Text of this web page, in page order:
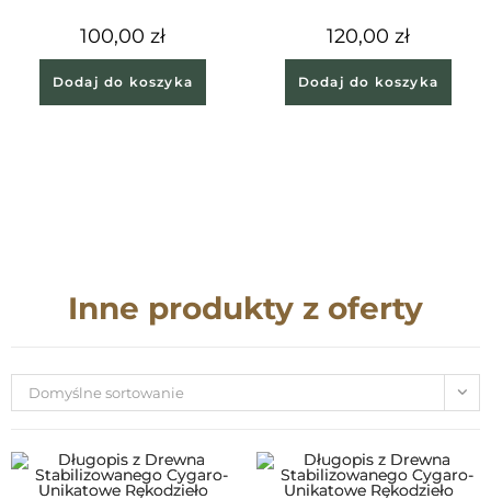
100,00 zł
Dodaj do koszyka
120,00 zł
Dodaj do koszyka
Inne produkty z oferty
Domyślne sortowanie